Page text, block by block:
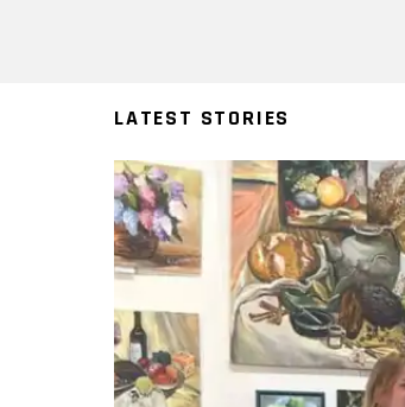
LATEST STORIES